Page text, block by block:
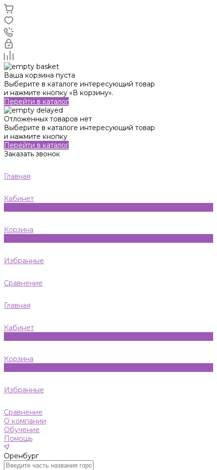
Ваша корзина пуста
Выберите в каталоге интересующий товар
и нажмите кнопку «В корзину».
Перейти в каталог
Отложенных товаров нет
Выберите в каталоге интересующий товар
и нажмите кнопку
Перейти в каталог
Заказать звонок
Главная
Кабинет
Корзина
Избранные
Сравнение
Главная
Кабинет
Корзина
Избранные
Сравнение
О компании
Обучение
Помощь
Оренбург